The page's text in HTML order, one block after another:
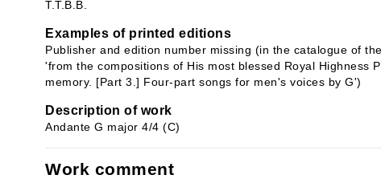
T.T.B.B.
Examples of printed editions
Publisher and edition number missing (in the catalogue of
'from the compositions of His most blessed Royal Highness
memory. [Part 3.] Four-part songs for men's voices by G')
Description of work
Andante G major 4/4 (C)
Work comment